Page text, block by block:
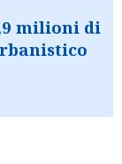
milioni di